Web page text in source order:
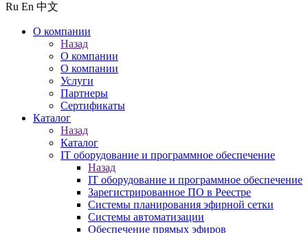
Ru En 中文
О компании
Назад
О компании
О компании
Услуги
Партнеры
Сертификаты
Каталог
Назад
Каталог
IT оборудование и программное обеспечение
Назад
IT оборудование и программное обеспечение
Зарегистрированное ПО в Реестре
Системы планирования эфирной сетки
Системы автоматизации
Обеспечение прямых эфиров